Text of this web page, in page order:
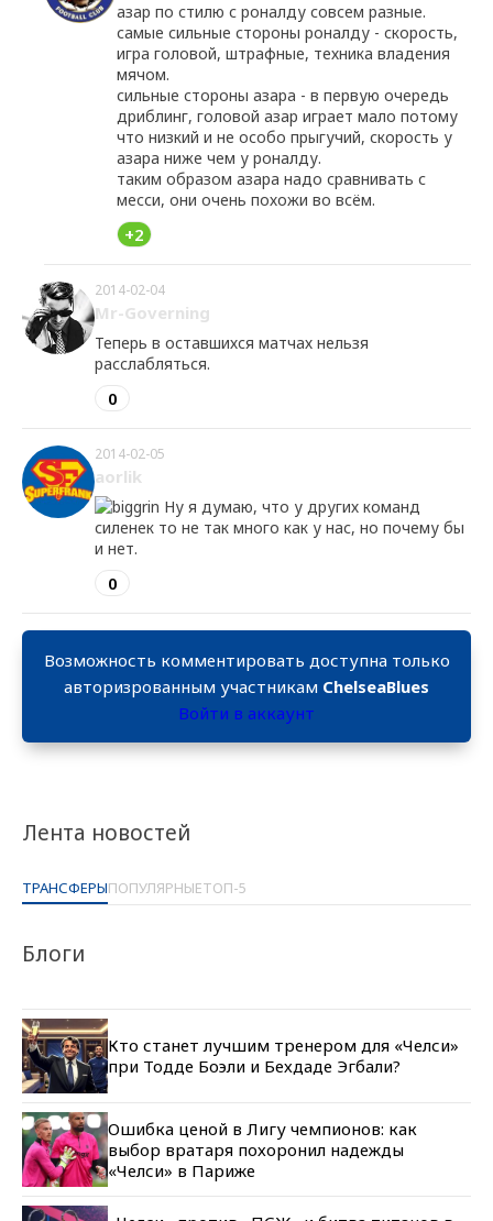
Лента новостей
ТРАНСФЕРЫПОПУЛЯРНЫЕТОП-5
Блоги
Кто станет лучшим тренером для «Челси»
при Тодде Боэли и Бехдаде Эгбали?
Ошибка ценой в Лигу чемпионов: как
выбор вратаря похоронил надежды
«Челси» в Париже
азар по стилю с роналду совсем разные.
самые сильные стороны роналду - скорость,
игра головой, штрафные, техника владения
мячом.
сильные стороны азара - в первую очередь
дриблинг, головой азар играет мало потому
что низкий и не особо прыгучий, скорость у
азара ниже чем у роналду.
таким образом азара надо сравнивать с
месси, они очень похожи во всём.
+2
2014-02-04
Mr-Governing
Теперь в оставшихся матчах нельзя
расслабляться.
0
2014-02-05
aorlik
Ну я думаю, что у других команд
силенек то не так много как у нас, но почему бы
и нет.
0
Возможность комментировать доступна только
авторизрованным участникам ChelseaBlues
Войти в аккаунт